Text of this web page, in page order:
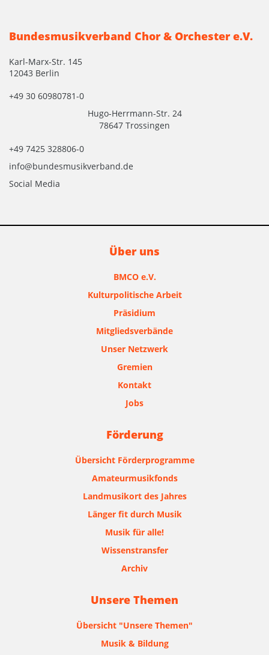
Bundesmusikverband Chor & Orchester e.V.
Karl-Marx-Str. 145
12043 Berlin
+49 30 60980781-0
Hugo-Herrmann-Str. 24
78647 Trossingen
+49 7425 328806-0
info@bundesmusikverband.de
Social Media
Über uns
BMCO e.V.
Kulturpolitische Arbeit
Präsidium
Mitgliedsverbände
Unser Netzwerk
Gremien
Kontakt
Jobs
Förderung
Übersicht Förderprogramme
Amateurmusikfonds
Landmusikort des Jahres
Länger fit durch Musik
Musik für alle!
Wissenstransfer
Archiv
Unsere Themen
Übersicht "Unsere Themen"
Musik & Bildung